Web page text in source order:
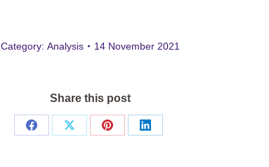
Category: Analysis 14 November 2021
Share this post
Share
Share
Share
Share